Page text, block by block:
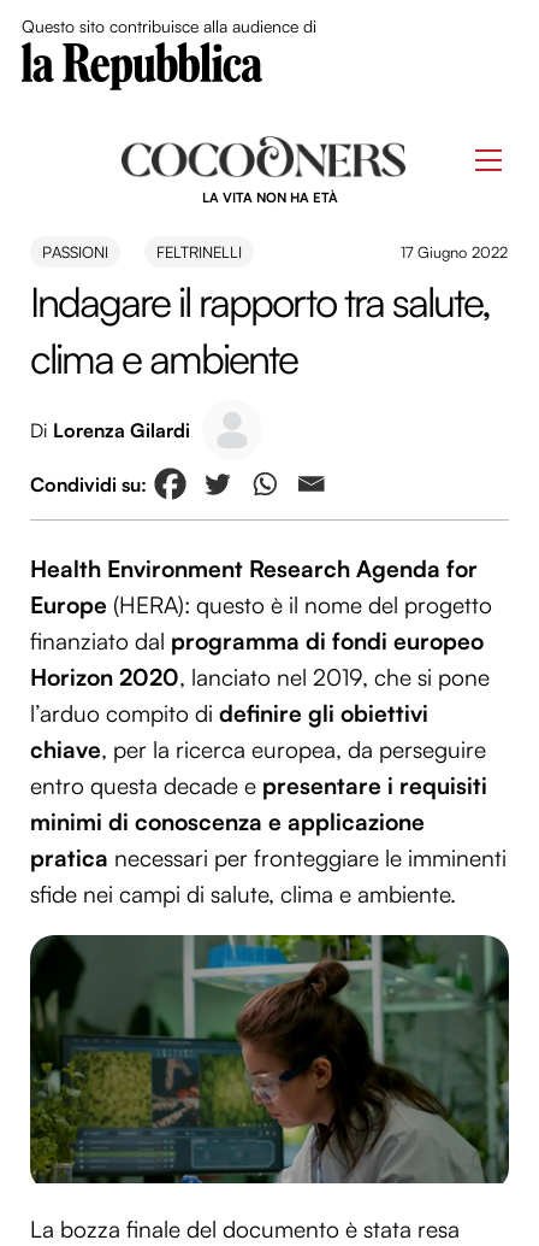
Questo sito contribuisce alla audience di
LA VITA NON HA ETÀ
PASSIONI FELTRINELLI 17 Giugno 2022
Indagare il rapporto tra salute,
clima e ambiente
Di Lorenza Gilardi
Health Environment Research Agenda for
Europe (HERA): questo è il nome del progetto
finanziato dal programma di fondi europeo
Horizon 2020, lanciato nel 2019, che si pone
l’arduo compito di definire gli obiettivi
chiave, per la ricerca europea, da perseguire
entro questa decade e presentare i requisiti
minimi di conoscenza e applicazione
pratica necessari per fronteggiare le imminenti
sfide nei campi di salute, clima e ambiente.
La bozza finale del documento è stata resa